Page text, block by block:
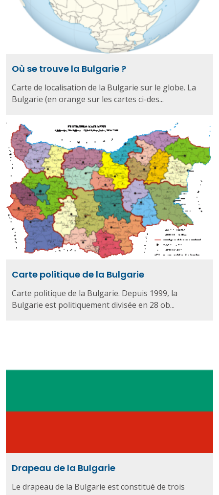
Où se trouve la Bulgarie ?
Carte de localisation de la Bulgarie sur le globe. La
Bulgarie (en orange sur les cartes ci-des...
Carte politique de la Bulgarie
Carte politique de la Bulgarie. Depuis 1999, la
Bulgarie est politiquement divisée en 28 ob...
Drapeau de la Bulgarie
Le drapeau de la Bulgarie est constitué de trois